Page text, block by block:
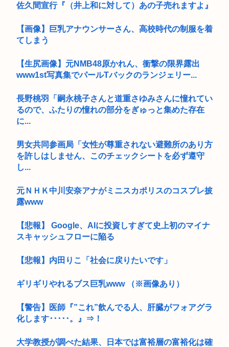
佐久間宣行『（井上和に対して）あの子売れますよ』
【画像】巨乳アナウンサーさん、高校時代の制服を着
てしまう
【生尻画像】元NMB48原かれん、衝撃の限界露出
www1st写真集でパールTバックのランジェリー...
長野桃羽「嗣永桃子さんと道重さゆみさんに憧れてい
るので、ふたりの憧れの部分をぎゅっと集めた存在
に...
男女共同参画局「女性が尊重されない避難所のあり方
を許しはしません、このチェックシートを必ず遵守
し...
元ＮＨＫ中川安奈アナがミニスカポリスのコスプレ披
露www
【悲報】 Google、AIに投資しすぎて史上初のマイナ
スキャッシュフローに陥る
【悲報】内田りこ「社会に戻りたいです」
ギリギリやれるブス巨乳www （※画像あり）
【警告】医師『”これ”飲んでる人、肝臓がフォアグラ
化します･････。』⇒！
大学教授が調べた結果、日本では富裕層の富裕化は確